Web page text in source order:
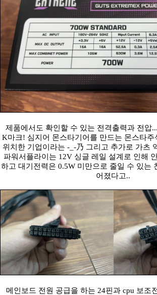
제품에서도 확인할 수 있는 전격출력과 전압
K마크! 심지어 몬스타기어를 만드는 몬스타주
위치한 기업이라는 -_-乃 그리고 추가로 가츠
파워서플라이는 12V 싱글 레일 설계로 인해
하고 대기전력은 0.5W 미만으로 줄일 수 있는
어졌다고..
메인보드 전원 공급을 하는 24핀과 cpu 보조